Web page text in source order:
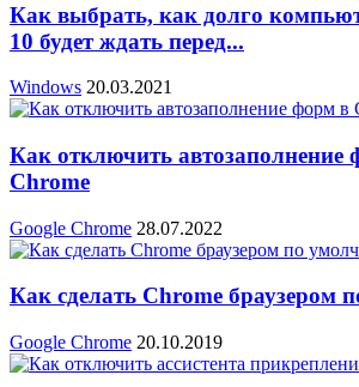
Как выбрать, как долго
10 будет ждать перед...
Windows 20.03.2021
Как отключить автозаполнение
Chrome
Google Chrome 28.07.2022
Как сделать Chrome браузером
Google Chrome 20.10.2019